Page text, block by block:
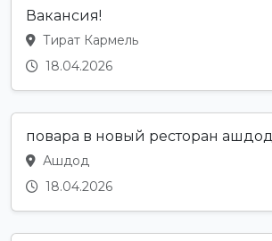
Вакансия!
Тират Кармель
18.04.2026
повара в новый ресторан ашдод
Ашдод
18.04.2026